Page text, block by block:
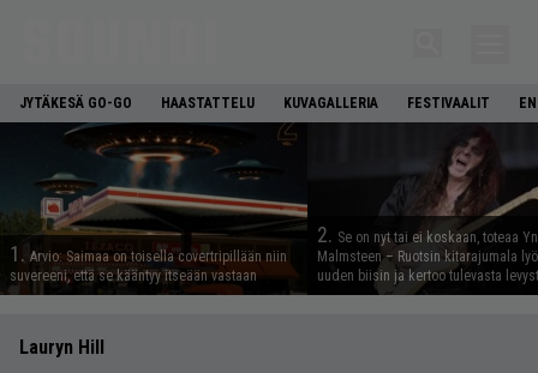
JYTÄKESÄ GO-GO HAASTATTELU KUVAGALLERIA FESTIVAALIT
1. Arvio: Saimaa on toisella covertripillään niin
suvereeni, että se kääntyy itseään vastaan
2. Se on nyt tai ei koskaan, toteaa
Malmsteen – Ruotsin kitarajumala
uuden biisin ja kertoo tulevasta
Lauryn Hill